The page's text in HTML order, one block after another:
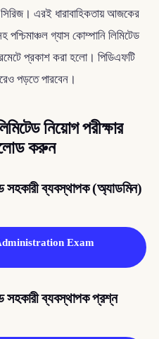
এরই ধারাবাহিকতায় আজকের
পশ্চিমাঞ্চল গ্যাস কোম্পানি লিমিটেড
প্রকাশ করা হলো। পিডিএফটি
পড়তে পারবেন।
নিয়োগ পরীক্ষার
করুন
সহকারী ব্যবস্থাপক (অ্যাডমিন)
Exam
সহকারী ব্যবস্থাপক প্রশ্ন